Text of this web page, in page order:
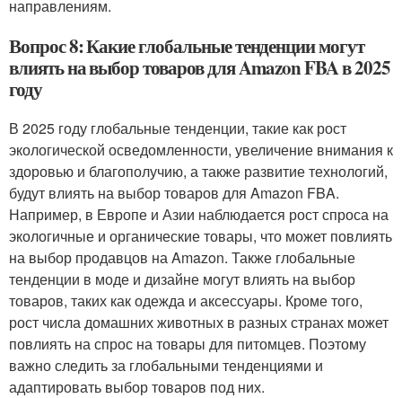
направлениям.
Вопрос 8: Какие глобальные тенденции могут
влиять на выбор товаров для Amazon FBA в 2025
году
В 2025 году глобальные тенденции, такие как рост
экологической осведомленности, увеличение внимания к
здоровью и благополучию, а также развитие технологий,
будут влиять на выбор товаров для Amazon FBA.
Например, в Европе и Азии наблюдается рост спроса на
экологичные и органические товары, что может повлиять
на выбор продавцов на Amazon. Также глобальные
тенденции в моде и дизайне могут влиять на выбор
товаров, таких как одежда и аксессуары. Кроме того,
рост числа домашних животных в разных странах может
повлиять на спрос на товары для питомцев. Поэтому
важно следить за глобальными тенденциями и
адаптировать выбор товаров под них.